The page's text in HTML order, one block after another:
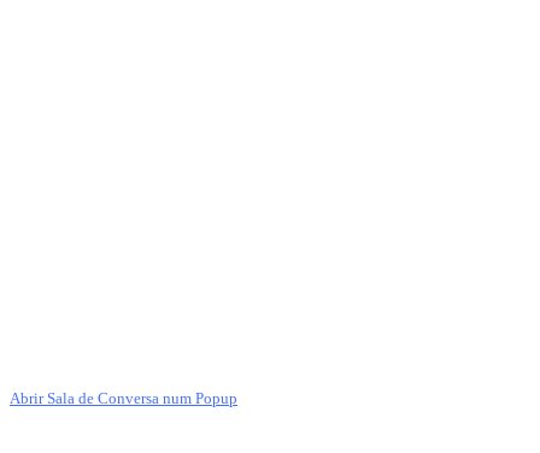
Abrir Sala de Conversa num Popup